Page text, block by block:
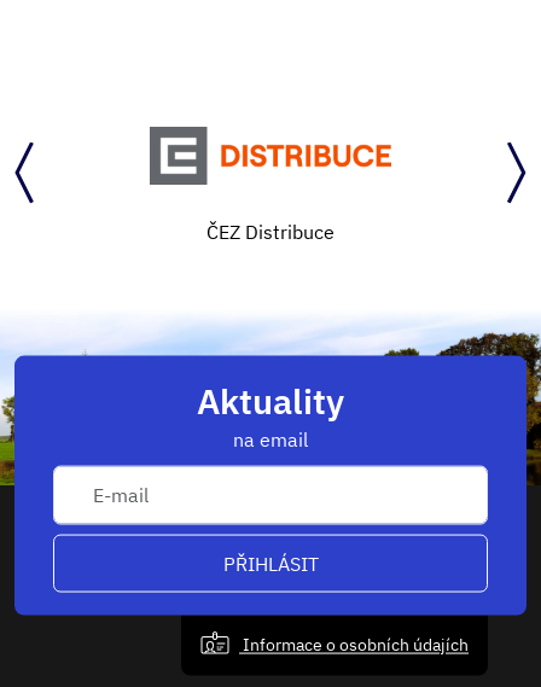
ČEZ Distribuce
Aktuality
na email
PŘIHLÁSIT
Informace o osobních údajích